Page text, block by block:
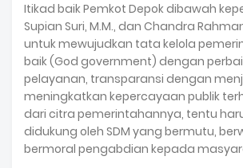
Itikad baik Pemkot Depok dibawah
Supian Suri, M.M., dan Chandra
untuk mewujudkan tata kelola
baik (God government) dengan
pelayanan, transparansi dengan
meningkatkan kepercayaan publik
dari citra pemerintahannya, tentu
didukung oleh SDM yang bermutu,
bermoral pengabdian kepada